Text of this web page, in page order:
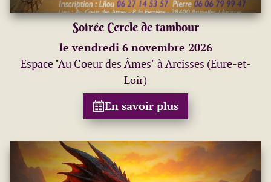
Soirée Cercle de tambour
le vendredi 6 novembre 2026
Espace "Au Coeur des Âmes" à Arcisses (Eure-et-
Loir)
En savoir plus